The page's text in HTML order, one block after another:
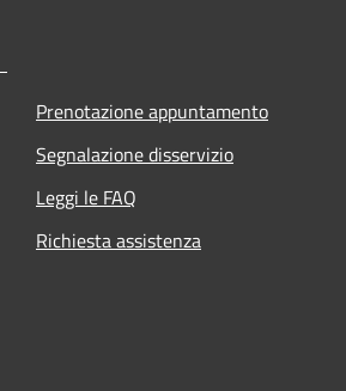
Prenotazione appuntamento
Segnalazione disservizio
Leggi le FAQ
Richiesta assistenza